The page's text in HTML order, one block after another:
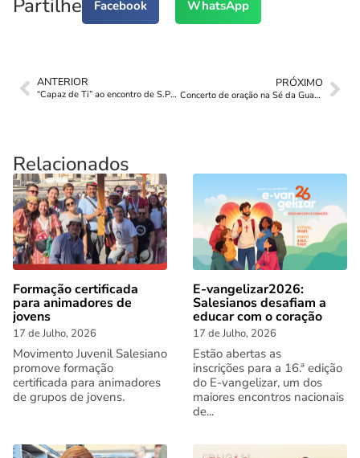
Partilhe Facebook WhatsApp
ANTERIOR
“Capaz de Ti” ao encontro de S.Paulo
PRÓXIMO
Concerto de oração na Sé da Guarda
Relacionados
Formação certificada
para animadores de
jovens
17 de Julho, 2026
Movimento Juvenil Salesiano
promove formação
certificada para animadores
de grupos de jovens.
E-vangelizar2026:
Salesianos desafiam a
educar com o coração
17 de Julho, 2026
Estão abertas as
inscrições para a 16.ª edição
do E-vangelizar, um dos
maiores encontros nacionais
de...